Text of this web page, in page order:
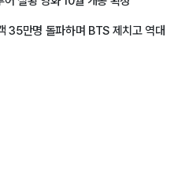
35만명 돌파하며 BTS 제치고 역대